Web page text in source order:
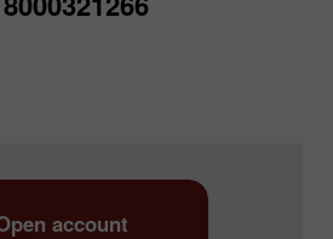
account